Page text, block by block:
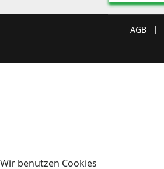
AGB
Wir benutzen Cookies